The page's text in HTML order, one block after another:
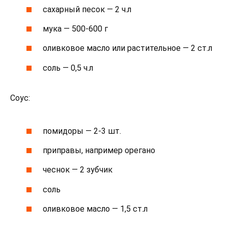
сахарный песок — 2 ч.л
мука — 500-600 г
оливковое масло или растительное — 2 ст.л
соль — 0,5 ч.л
Соус:
помидоры — 2-3 шт.
приправы, например орегано
чеснок — 2 зубчик
соль
оливковое масло — 1,5 ст.л